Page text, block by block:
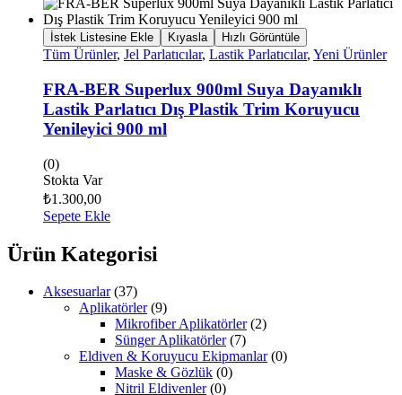
İstek Listesine Ekle Kıyasla Hızlı Görüntüle
Tüm Ürünler, Jel Parlatıcılar, Lastik Parlatıcılar, Yeni Ürünler
FRA-BER Superlux 900ml Suya Dayanıklı
Lastik Parlatıcı Dış Plastik Trim Koruyucu
Yenileyici 900 ml
(0)
Stokta Var
₺1.300,00
Sepete Ekle
Ürün Kategorisi
Aksesuarlar (37)
Aplikatörler (9)
Mikrofiber Aplikatörler (2)
Sünger Aplikatörler (7)
Eldiven & Koruyucu Ekipmanlar (0)
Maske & Gözlük (0)
Nitril Eldivenler (0)